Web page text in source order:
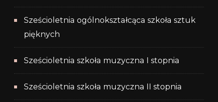
Sześcioletnia ogólnokształcąca szkoła sztuk
pięknych
Sześcioletnia szkoła muzyczna I stopnia
Sześcioletnia szkoła muzyczna II stopnia